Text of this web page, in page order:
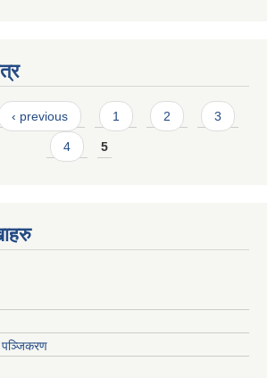
‹ previous 1 2 3
4 5
पञ्जिकरण